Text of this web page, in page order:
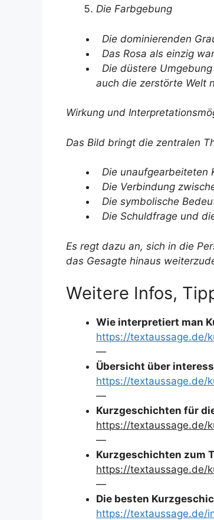
Die Farbgebung
Die dominierenden
Das Rosa als einzig
Die düstere
auch die zerstörte Welt
Wirkung und
Das Bild bringt die zentralen
Die unaufgearbeiteten
Die Verbindung
Die symbolische
Die Schuldfrage und
Es regt dazu an, sich in die
das Gesagte hinaus
Weitere Infos,
Wie interpretiert man
https://textaussage.de/
—
Übersicht über
https://textaussage.de/
—
Kurzgeschichten für
https://textaussage.de/
—
Kurzgeschichten zum
https://textaussage.de/
—
Die besten
https://textaussage.de/